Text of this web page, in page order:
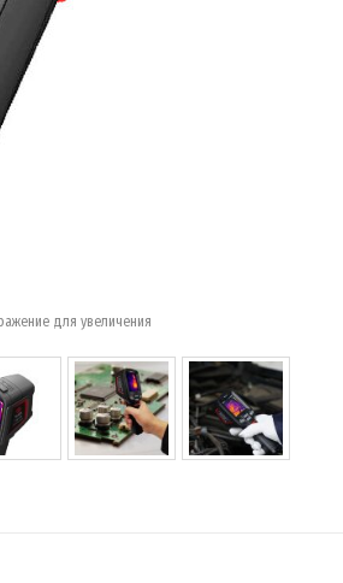
для увеличения